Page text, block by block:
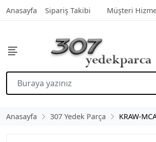
Anasayfa Sipariş Takibi Müşteri
Anasayfa 307 Yedek Parça KRAW-